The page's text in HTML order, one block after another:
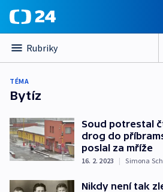
Rubriky
TÉMA
Bytíz
Soud potrestal
drog do
poslal za mříže
16. 2. 2023 | Simona
Nikdy není tak